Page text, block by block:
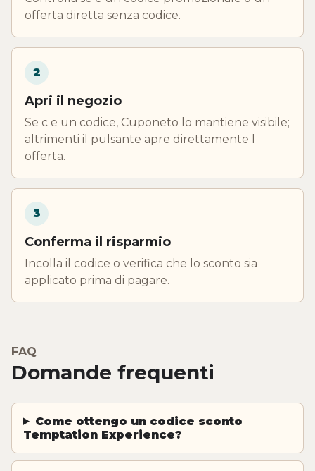
offerta diretta senza codice.
2
Apri il negozio
Se c e un codice, Cuponeto lo mantiene visibile;
altrimenti il pulsante apre direttamente l
offerta.
3
Conferma il risparmio
Incolla il codice o verifica che lo sconto sia
applicato prima di pagare.
FAQ
Domande frequenti
Come ottengo un codice sconto
Temptation Experience?